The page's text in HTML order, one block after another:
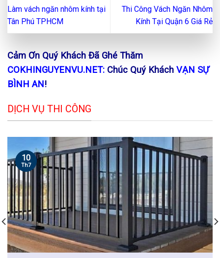
Làm vách ngăn nhôm kính tại
Tân Phú TPHCM
Thi Công Vách Ngăn Nhôm
Kính Tại Quận 6 Giá Rẻ
Cảm Ơn Quý Khách Đã Ghé Thăm
COKHINGUYENVU.NET: Chúc Quý Khách VẠN SỰ
BÌNH AN!
DỊCH VỤ THI CÔNG
10
Th7